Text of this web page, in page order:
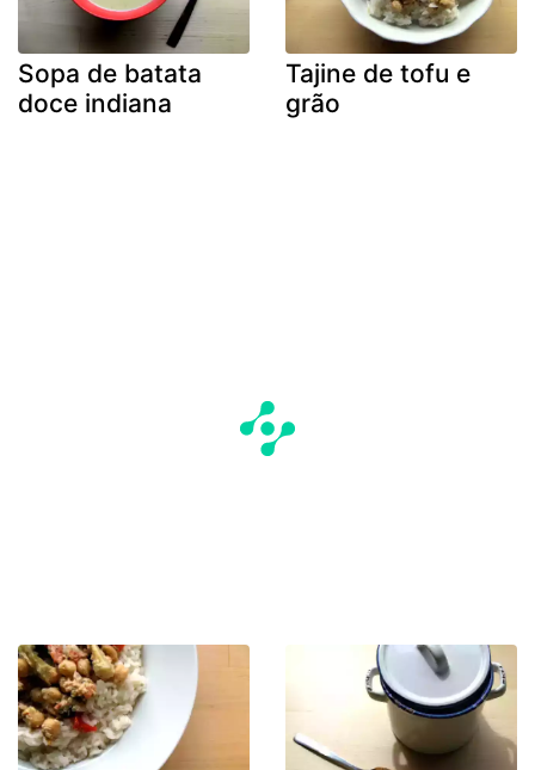
Sopa de batata
doce indiana
Tajine de tofu e
grão